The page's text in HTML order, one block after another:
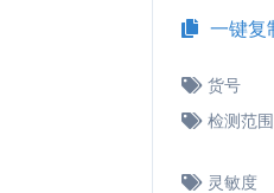
一键复
货号
检测范围
灵敏度